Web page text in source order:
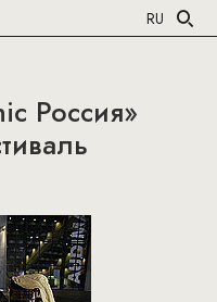
RU
Россия»